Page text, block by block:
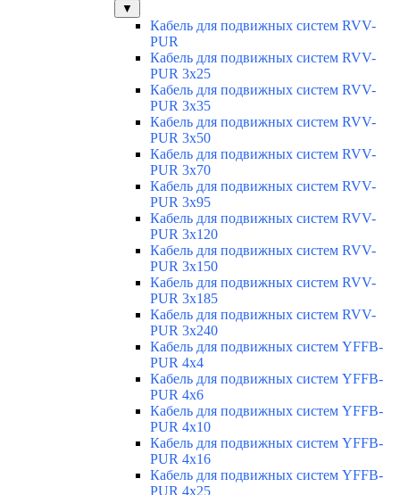
▼
Кабель для подвижных систем RVV-
PUR
Кабель для подвижных систем RVV-
PUR 3x25
Кабель для подвижных систем RVV-
PUR 3x35
Кабель для подвижных систем RVV-
PUR 3x50
Кабель для подвижных систем RVV-
PUR 3x70
Кабель для подвижных систем RVV-
PUR 3x95
Кабель для подвижных систем RVV-
PUR 3x120
Кабель для подвижных систем RVV-
PUR 3x150
Кабель для подвижных систем RVV-
PUR 3x185
Кабель для подвижных систем RVV-
PUR 3x240
Кабель для подвижных систем YFFB-
PUR 4x4
Кабель для подвижных систем YFFB-
PUR 4x6
Кабель для подвижных систем YFFB-
PUR 4x10
Кабель для подвижных систем YFFB-
PUR 4x16
Кабель для подвижных систем YFFB-
PUR 4x25